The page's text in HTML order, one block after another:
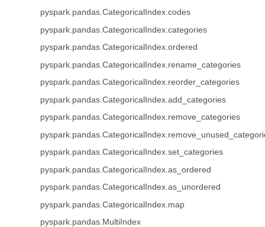
pyspark.pandas.CategoricalIndex.codes
pyspark.pandas.CategoricalIndex.categories
pyspark.pandas.CategoricalIndex.ordered
pyspark.pandas.CategoricalIndex.rename_categories
pyspark.pandas.CategoricalIndex.reorder_categories
pyspark.pandas.CategoricalIndex.add_categories
pyspark.pandas.CategoricalIndex.remove_categories
pyspark.pandas.CategoricalIndex.set_categories
pyspark.pandas.CategoricalIndex.as_ordered
pyspark.pandas.CategoricalIndex.as_unordered
pyspark.pandas.CategoricalIndex.map
pyspark.pandas.MultiIndex